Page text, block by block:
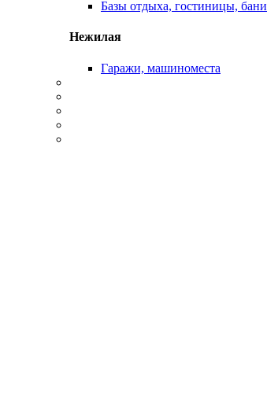
Базы отдыха, гостиницы, бани
Нежилая
Гаражи, машиноместа